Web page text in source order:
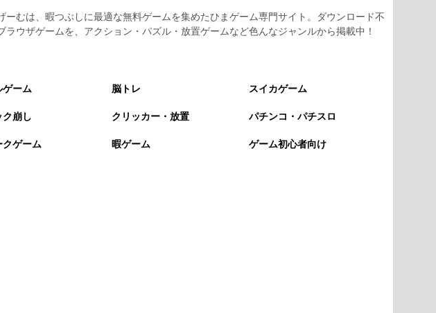
ーむは、暇つぶしに最適な無料ゲームを集めたひまゲーム専門サイト。ダウンロード不
ラウザゲームを、アクション・パズル・放置ゲームなど色んなジャンルから掲載中！
ゲーム 脳トレ スイカゲーム
ク崩し クリッカー・放置 パチンコ・パチスロ
クゲーム 暇ゲーム ゲーム初心者向け